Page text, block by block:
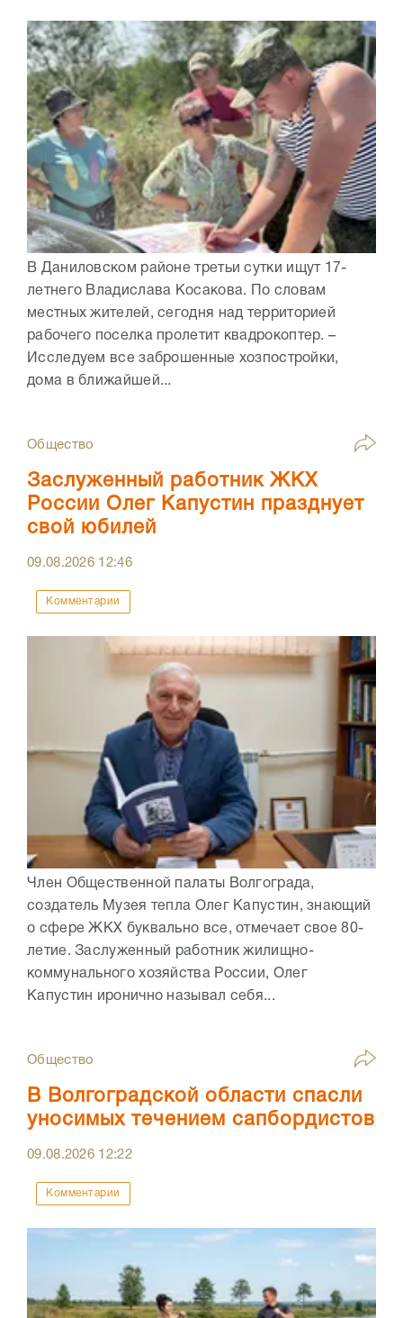
В Даниловском районе третьи сутки ищут 17-
летнего Владислава Косакова. По словам
местных жителей, сегодня над территорией
рабочего поселка пролетит квадрокоптер. –
Исследуем все заброшенные хозпостройки,
дома в ближайшей...
Общество
Заслуженный работник ЖКХ
России Олег Капустин празднует
свой юбилей
09.08.2026 12:46
Комментарии
Член Общественной палаты Волгограда,
создатель Музея тепла Олег Капустин, знающий
о сфере ЖКХ буквально все, отмечает свое 80-
летие. Заслуженный работник жилищно-
коммунального хозяйства России, Олег
Капустин иронично называл себя...
Общество
В Волгоградской области спасли
уносимых течением сапбордистов
09.08.2026 12:22
Комментарии